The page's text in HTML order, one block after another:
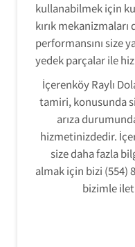
kullanabilmek için
kırık
performansını size
yedek parçalar ile
İçerenköy Raylı
tamiri, konusunda
arıza
hizmetinizdedir.
size daha fazla
almak için bizi (554)
bizimle